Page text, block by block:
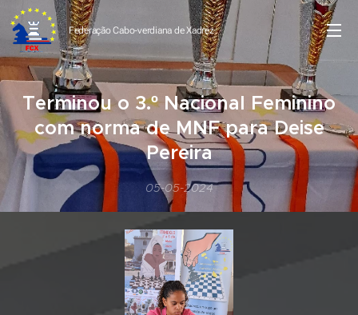
Federação Cabo-verdiana deXadrez
Terminou o 3.º Nacional Feminino
com norma de MNF para Deise
Pereira
05-05-2024